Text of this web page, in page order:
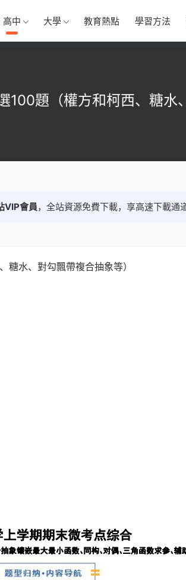
高中 大學 教育熱點 學習方法
題（權方和柯西、糖水
VIP會員，全站資源免費下載，享高速下載通
糖水、對勾飄帶複合抽象等）